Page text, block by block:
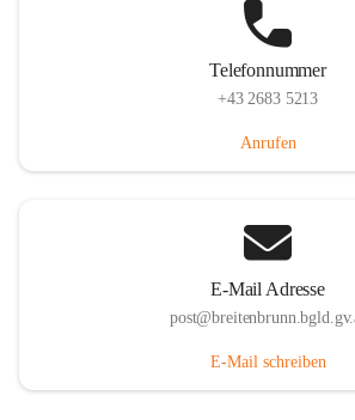
Telefonnummer
+43 2683 5213
Anrufen
E-Mail Adresse
E-Mail schreiben